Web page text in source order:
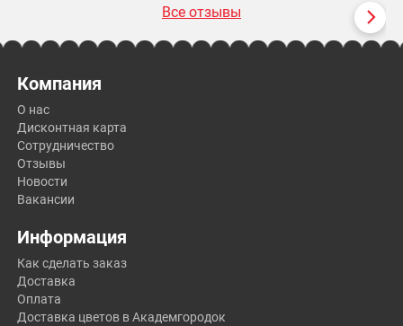
Все отзывы
Компания
О нас
Дисконтная карта
Сотрудничество
Отзывы
Новости
Вакансии
Информация
Как сделать заказ
Доставка
Оплата
Доставка цветов в Академгородок